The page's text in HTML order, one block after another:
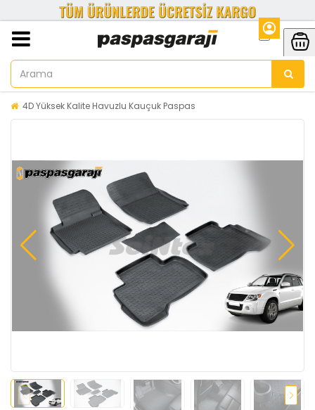
4D Yüksek Kalite Havuzlu Kauçuk Paspas